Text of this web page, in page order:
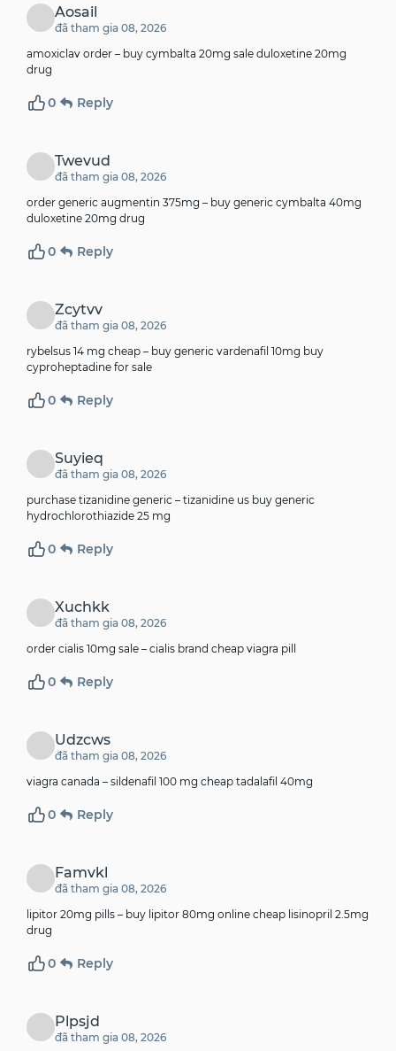
Aosail
đã tham gia 08, 2026
amoxiclav order – buy cymbalta 20mg sale duloxetine 20mg
drug
0 Reply
Twevud
đã tham gia 08, 2026
order generic augmentin 375mg – buy generic cymbalta 40mg
duloxetine 20mg drug
0 Reply
Zcytvv
đã tham gia 08, 2026
rybelsus 14 mg cheap – buy generic vardenafil 10mg buy
cyproheptadine for sale
0 Reply
Suyieq
đã tham gia 08, 2026
purchase tizanidine generic – tizanidine us buy generic
hydrochlorothiazide 25 mg
0 Reply
Xuchkk
đã tham gia 08, 2026
order cialis 10mg sale – cialis brand cheap viagra pill
0 Reply
Udzcws
đã tham gia 08, 2026
viagra canada – sildenafil 100 mg cheap tadalafil 40mg
0 Reply
Famvkl
đã tham gia 08, 2026
lipitor 20mg pills – buy lipitor 80mg online cheap lisinopril 2.5mg
drug
0 Reply
Plpsjd
đã tham gia 08, 2026